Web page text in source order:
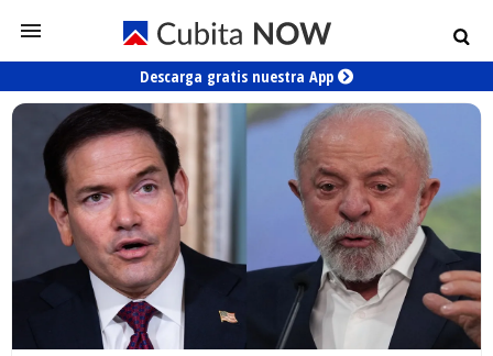
Descarga gratis nuestra App